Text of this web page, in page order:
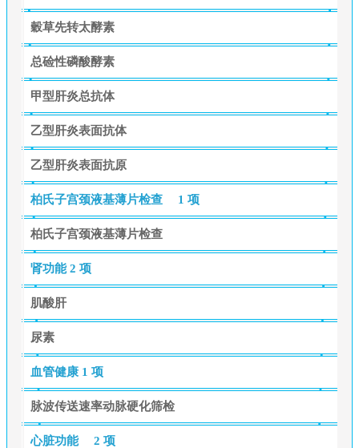
穀草先转太酵素
总硷性磷酸酵素
甲型肝炎总抗体
乙型肝炎表面抗体
乙型肝炎表面抗原
柏氏子宫颈液基薄片检查 1 项
柏氏子宫颈液基薄片检查
肾功能 2 项
肌酸肝
尿素
血管健康 1 项
脉波传送速率动脉硬化筛检
心脏功能 2 项